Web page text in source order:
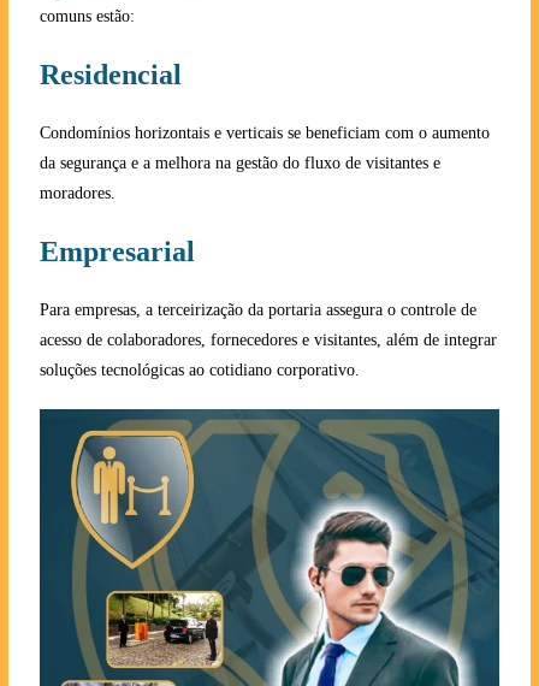
comuns estão:
Residencial
Condomínios horizontais e verticais se beneficiam com o aumento
da segurança e a melhora na gestão do fluxo de visitantes e
moradores.
Empresarial
Para empresas, a terceirização da portaria assegura o controle de
acesso de colaboradores, fornecedores e visitantes, além de integrar
soluções tecnológicas ao cotidiano corporativo.